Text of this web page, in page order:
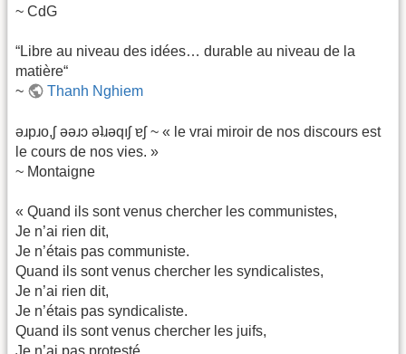
~ CdG
“Libre au niveau des idées… durable au niveau de la
matière“
~
Thanh Nghiem
ǝɹpɹo,ʃ ǝǝɹɔ ǝʇɹǝqıʃ ɐʃ ~ « le vrai miroir de nos discours est
le cours de nos vies. »
~ Montaigne
« Quand ils sont venus chercher les communistes,
Je n’ai rien dit,
Je n’étais pas communiste.
Quand ils sont venus chercher les syndicalistes,
Je n’ai rien dit,
Je n’étais pas syndicaliste.
Quand ils sont venus chercher les juifs,
Je n’ai pas protesté,